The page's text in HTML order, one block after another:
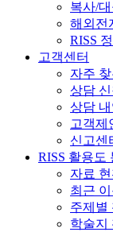
복사/
해외전
RISS
고객센터
자주
상담 신
상담
고객제
신고센
RISS 활용도
자료 현
최근
주제별
학술지